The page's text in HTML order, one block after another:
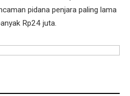
pidana penjara paling lama
Rp24 juta.